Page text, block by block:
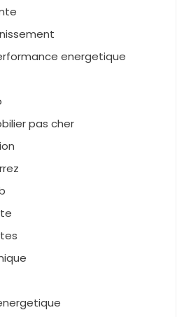
energetique
pas cher